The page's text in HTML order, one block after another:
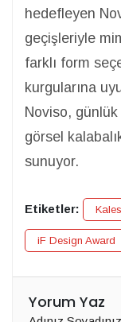
hedefleyen
geçişleriyle
farklı form
kurgularına
Noviso, günlük
görsel
sunuyor.
Etiketler:
iF Design Award
Yorum Yaz